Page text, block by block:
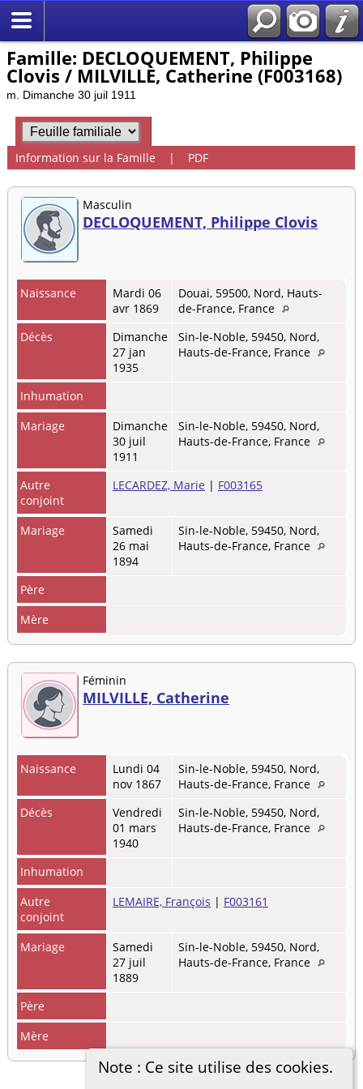
Note : Ce site utilise des cookies.
Famille: DECLOQUEMENT, Philippe
Clovis / MILVILLE, Catherine (F003168)
m. Dimanche 30 juil 1911
Information sur la Famille | PDF
Masculin
DECLOQUEMENT, Philippe Clovis
Naissance
Mardi 06
avr 1869
Douai, 59500, Nord, Hauts-
de-France, France
Décès
Dimanche
27 jan
1935
Sin-le-Noble, 59450, Nord,
Hauts-de-France, France
Inhumation
Mariage
Dimanche
30 juil
1911
Sin-le-Noble, 59450, Nord,
Hauts-de-France, France
Autre
conjoint
LECARDEZ, Marie | F003165
Mariage
Samedi
26 mai
1894
Sin-le-Noble, 59450, Nord,
Hauts-de-France, France
Père
Mère
Féminin
MILVILLE, Catherine
Naissance
Lundi 04
nov 1867
Sin-le-Noble, 59450, Nord,
Hauts-de-France, France
Décès
Vendredi
01 mars
1940
Sin-le-Noble, 59450, Nord,
Hauts-de-France, France
Inhumation
Autre
conjoint
LEMAIRE, François | F003161
Mariage
Samedi
27 juil
1889
Sin-le-Noble, 59450, Nord,
Hauts-de-France, France
Père
Mère